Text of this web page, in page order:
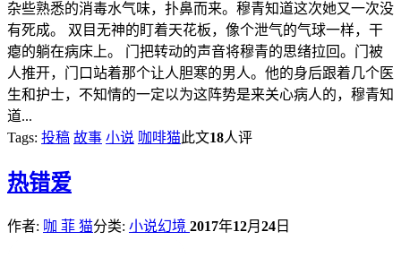
杂些熟悉的消毒水气味，扑鼻而来。穆青知道这次她又一次没
有死成。 双目无神的盯着天花板，像个泄气的气球一样，干
瘪的躺在病床上。 门把转动的声音将穆青的思绪拉回。门被
人推开，门口站着那个让人胆寒的男人。他的身后跟着几个医
生和护士，不知情的一定以为这阵势是来关心病人的，穆青知
道...
Tags: 投稿 故事 小说 咖啡猫此文18人评
热错爱
作者: 咖 菲 猫分类: 小说幻境 2017年12月 24 日